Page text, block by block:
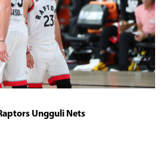
Ungguli Nets